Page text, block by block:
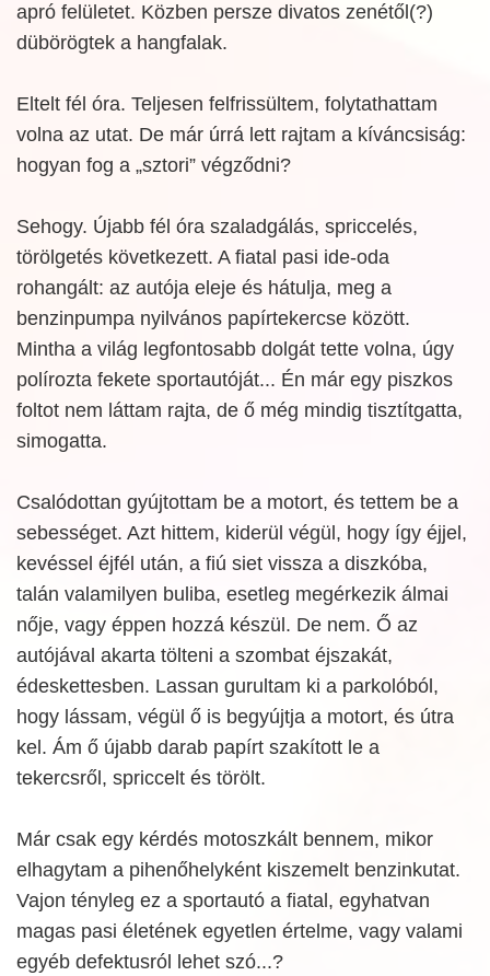
apró felületet. Közben persze divatos zenétől(?)
dübörögtek a hangfalak.
Eltelt fél óra. Teljesen felfrissültem, folytathattam
volna az utat. De már úrrá lett rajtam a kíváncsiság:
hogyan fog a „sztori” végződni?
Sehogy. Újabb fél óra szaladgálás, spriccelés,
törölgetés következett. A fiatal pasi ide-oda
rohangált: az autója eleje és hátulja, meg a
benzinpumpa nyilvános papírtekercse között.
Mintha a világ legfontosabb dolgát tette volna, úgy
polírozta fekete sportautóját... Én már egy piszkos
foltot nem láttam rajta, de ő még mindig tisztítgatta,
simogatta.
Csalódottan gyújtottam be a motort, és tettem be a
sebességet. Azt hittem, kiderül végül, hogy így éjjel,
kevéssel éjfél után, a fiú siet vissza a diszkóba,
talán valamilyen buliba, esetleg megérkezik álmai
nője, vagy éppen hozzá készül. De nem. Ő az
autójával akarta tölteni a szombat éjszakát,
édeskettesben. Lassan gurultam ki a parkolóból,
hogy lássam, végül ő is begyújtja a motort, és útra
kel. Ám ő újabb darab papírt szakított le a
tekercsről, spriccelt és törölt.
Már csak egy kérdés motoszkált bennem, mikor
elhagytam a pihenőhelyként kiszemelt benzinkutat.
Vajon tényleg ez a sportautó a fiatal, egyhatvan
magas pasi életének egyetlen értelme, vagy valami
egyéb defektusról lehet szó...?